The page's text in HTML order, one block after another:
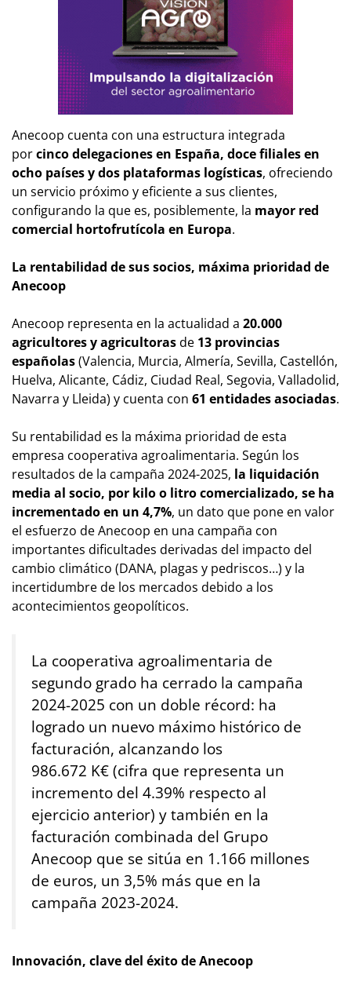
Anecoop cuenta con una estructura integrada
porcinco delegaciones en España, doce filiales en
ocho países y dos plataformas logísticas, ofreciendo
un servicio próximo y eficiente a sus clientes,
configurando la que es, posiblemente, la mayor red
comercial hortofrutícola en Europa.
La rentabilidad de sus socios, máxima prioridad de
Anecoop
Anecoop representa en la actualidad a 20.000
agricultores y agricultorasde 13 provincias
españolas(Valencia, Murcia, Almería, Sevilla, Castellón,
Huelva, Alicante, Cádiz, Ciudad Real, Segovia, Valladolid,
Navarra y Lleida) y cuenta con 61 entidades asociadas.
Su rentabilidad es la máxima prioridad de esta
empresa cooperativa agroalimentaria. Según los
resultados de la campaña 2024-2025, la liquidación
media al socio, por kilo o litro comercializado, se ha
incrementado en un 4,7%, un dato que pone en valor
el esfuerzo de Anecoop en una campaña con
importantes dificultades derivadas del impacto del
cambio climático (DANA, plagas y pedriscos…) y la
incertidumbre de los mercados debido a los
acontecimientos geopolíticos.
La cooperativa agroalimentaria de
segundo grado ha cerrado la campaña
2024-2025 con un doble récord: ha
logrado un nuevo máximo histórico de
facturación, alcanzando los
986.672 K€(cifra que representa un
incremento del 4.39% respecto al
ejercicio anterior) y también en la
facturación combinada del Grupo
Anecoop que se sitúa en 1.166 millones
de euros, un 3,5% más que en la
campaña 2023-2024.
Innovación, clave del éxito de Anecoop